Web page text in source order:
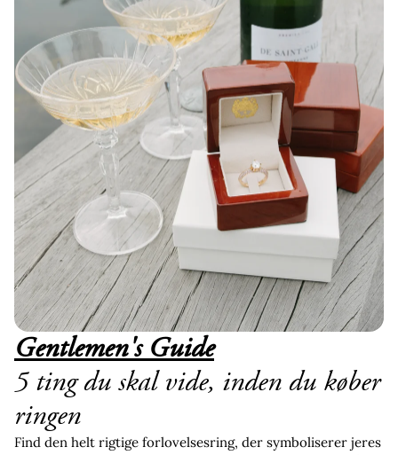
Gentlemen's Guide
5 ting du skal vide, inden du køber
ringen
Find den helt rigtige forlovelsesring, der symboliserer jeres